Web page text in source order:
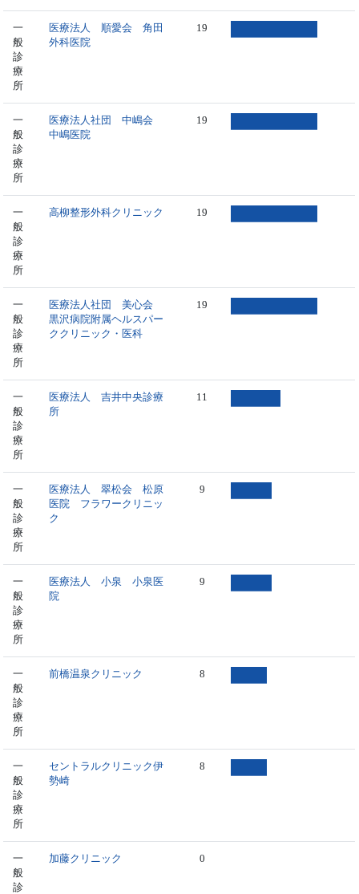
一
般
診
療
所
医療法人 順愛会 角田
外科医院
19
一
般
診
療
所
医療法人社団 中嶋会
中嶋医院
19
一
般
診
療
所
高柳整形外科クリニック 19
一
般
診
療
所
医療法人社団 美心会
黒沢病院附属ヘルスパー
ククリニック・医科
19
一
般
診
療
所
医療法人 吉井中央診療
所
11
一
般
診
療
所
医療法人 翠松会 松原
医院 フラワークリニッ
ク
9
一
般
診
療
所
医療法人 小泉 小泉医
院
9
一
般
診
療
所
前橋温泉クリニック 8
一
般
診
療
所
セントラルクリニック伊
勢崎
8
一
般
診
加藤クリニック 0